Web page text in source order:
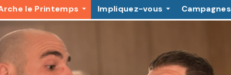
le Printemps Impliquez-vous